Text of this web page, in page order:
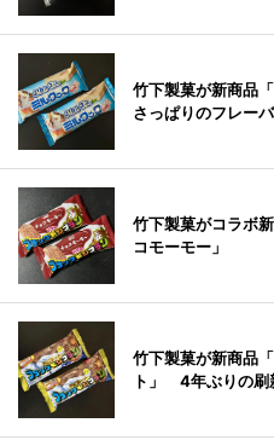
竹下製菓が新商品
さっぱりのフレー
竹下製菓がコラボ
コモーモー」
竹下製菓が新商品
ト」 4年ぶりの刷